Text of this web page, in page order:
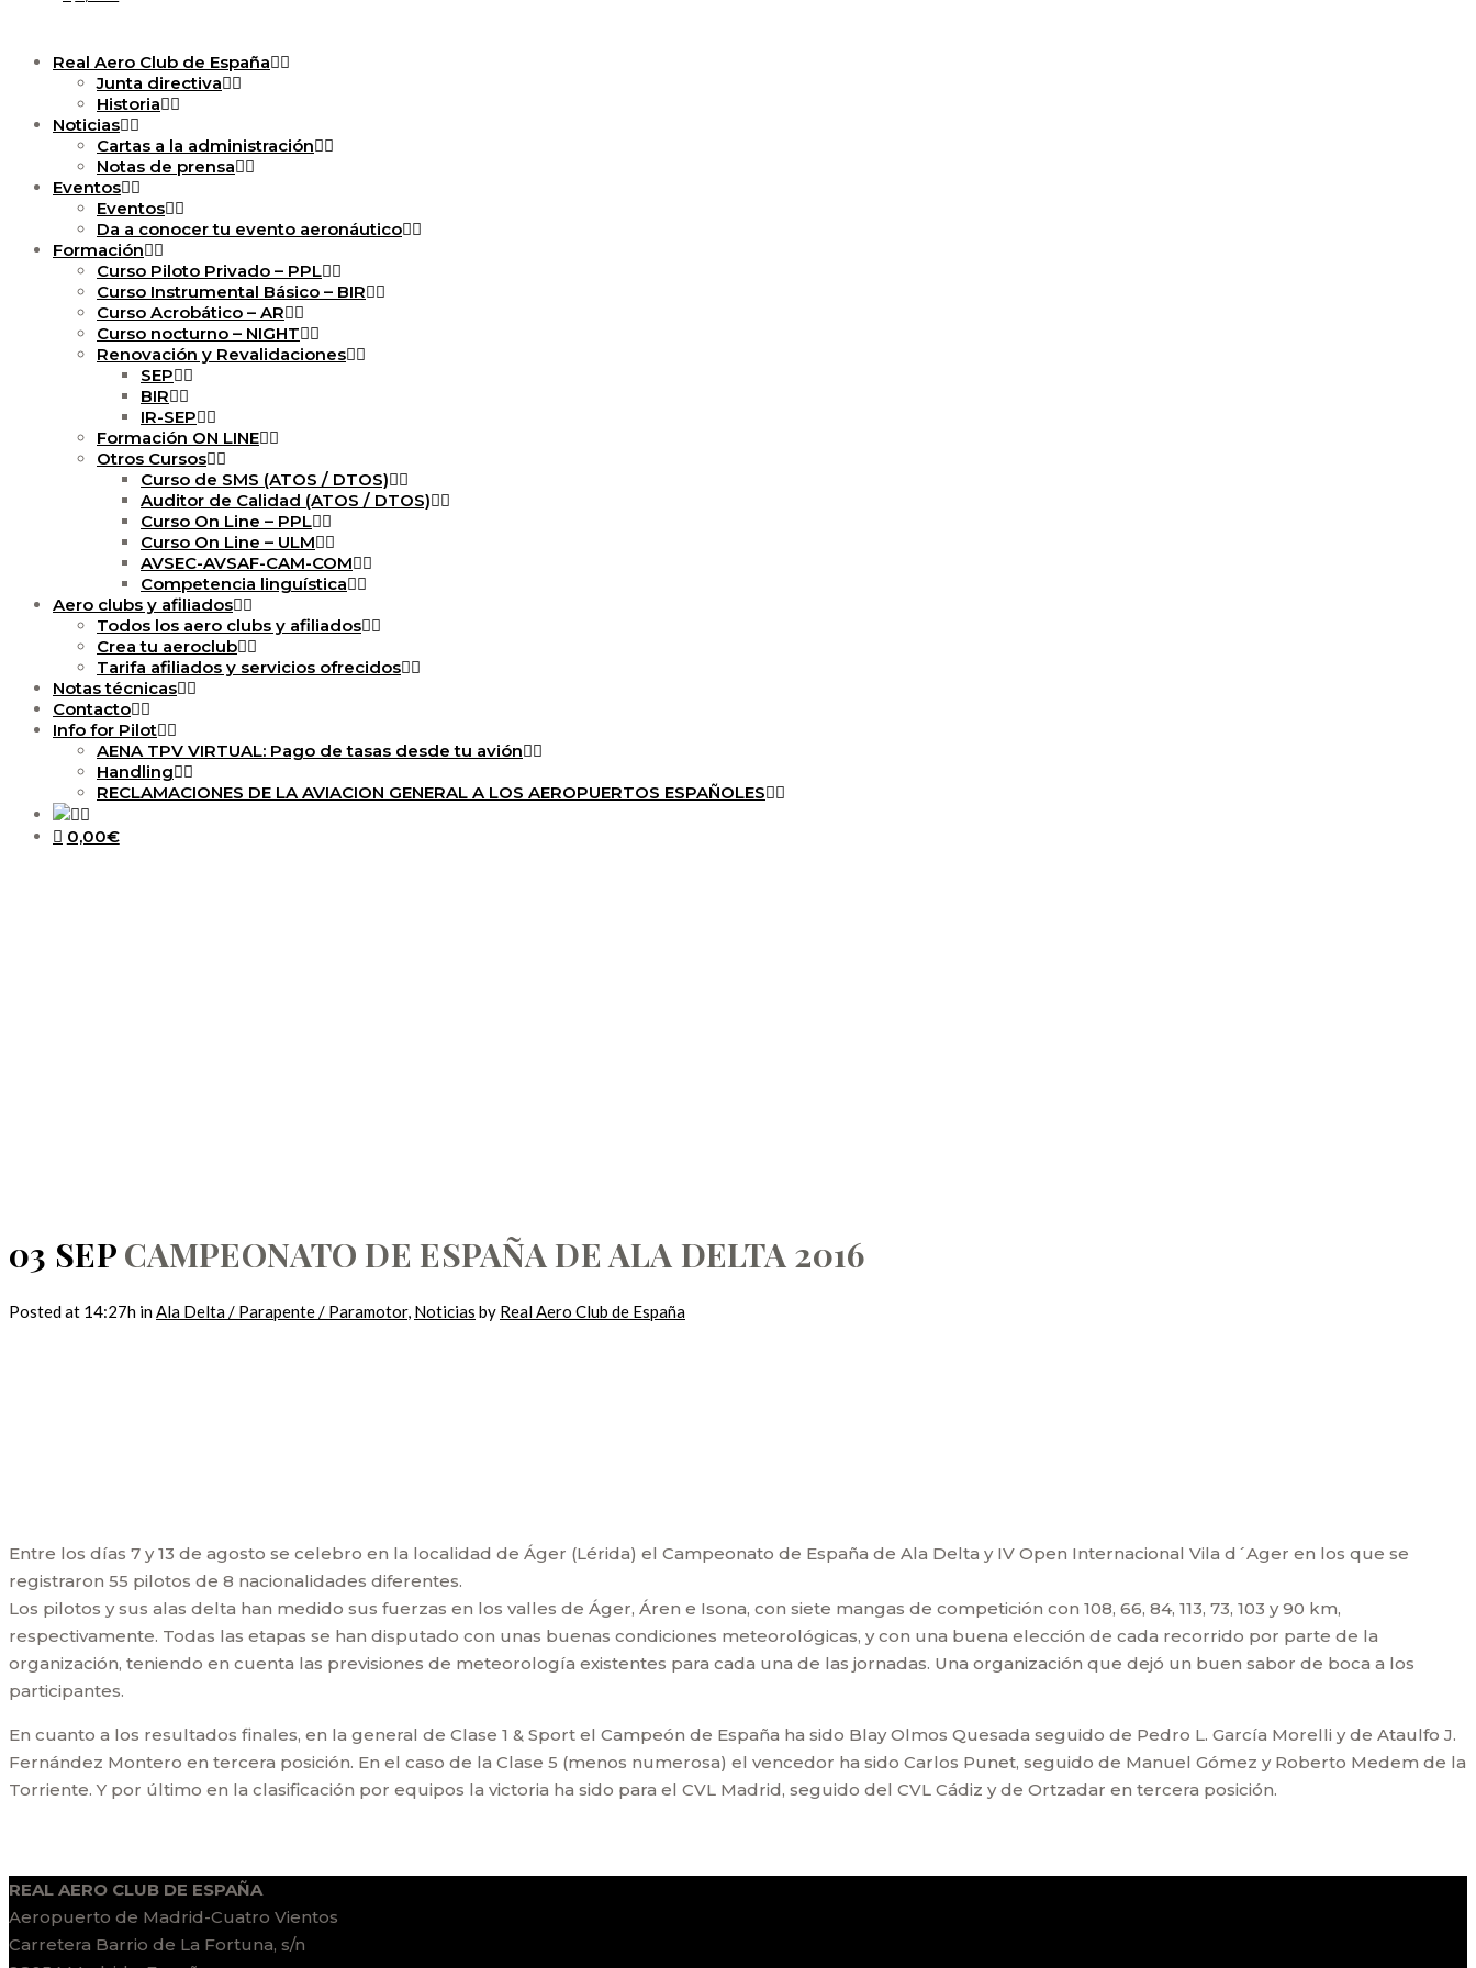
Real Aero Club de España
Junta directiva
Historia
Noticias
Cartas a la administración
Notas de prensa
Eventos
Eventos
Da a conocer tu evento aeronáutico
Formación
Curso Piloto Privado – PPL
Curso Instrumental Básico – BIR
Curso Acrobático – AR
Curso nocturno – NIGHT
Renovación y Revalidaciones
SEP
BIR
IR-SEP
Formación ON LINE
Otros Cursos
Curso de SMS (ATOS / DTOS)
Auditor de Calidad (ATOS / DTOS)
Curso On Line – PPL
Curso On Line – ULM
AVSEC-AVSAF-CAM-COM
Competencia linguística
Aero clubs y afiliados
Todos los aero clubs y afiliados
Crea tu aeroclub
Tarifa afiliados y servicios ofrecidos
Notas técnicas
Contacto
Info for Pilot
AENA TPV VIRTUAL: Pago de tasas desde tu avión
Handling
RECLAMACIONES DE LA AVIACION GENERAL A LOS AEROPUERTOS ESPAÑOLES
0,00€
03 SEPCAMPEONATO DE ESPAÑA DE ALA DELTA 2016
Posted at 14:27h inAla Delta / Parapente / Paramotor, Noticias by Real Aero Club de España
Entre los días 7 y 13 de agosto se celebro en la localidad de Áger (Lérida) el Campeonato de España de Ala Delta y IV Open Internacional Vila d´Ager en los que se
registraron 55 pilotos de 8 nacionalidades diferentes.
Los pilotos y sus alas delta han medido sus fuerzas en los valles de Áger, Áren e Isona, con siete mangas de competición con 108, 66, 84, 113, 73, 103 y 90 km,
respectivamente. Todas las etapas se han disputado con unas buenas condiciones meteorológicas, y con una buena elección de cada recorrido por parte de la
organización, teniendo en cuenta las previsiones de meteorología existentes para cada una de las jornadas. Una organización que dejó un buen sabor de boca a los
participantes.
En cuanto a los resultados finales, en la general de Clase 1 & Sport el Campeón de España ha sido Blay Olmos Quesada seguido de Pedro L. García Morelli y de Ataulfo J.
Fernández Montero en tercera posición. En el caso de la Clase 5 (menos numerosa) el vencedor ha sido Carlos Punet, seguido de Manuel Gómez y Roberto Medem de la
Torriente. Y por último en la clasificación por equipos la victoria ha sido para el CVL Madrid, seguido del CVL Cádiz y de Ortzadar en tercera posición.
REAL AERO CLUB DE ESPAÑA
Aeropuerto de Madrid-Cuatro Vientos
Carretera Barrio de La Fortuna, s/n